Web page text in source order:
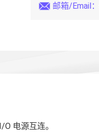
邮箱/Email：
电源互连。